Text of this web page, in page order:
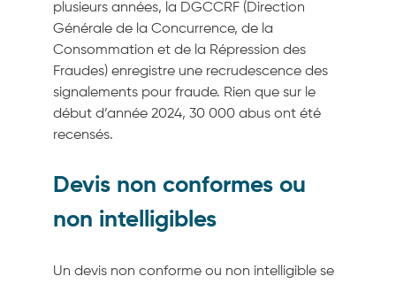
plusieurs années, la DGCCRF (Direction
Générale de la Concurrence, de la
Consommation et de la Répression des
Fraudes) enregistre une recrudescence des
signalements pour fraude. Rien que sur le
début d’année 2024, 30 000 abus ont été
recensés.
Devis non conformes ou
non intelligibles
Un devis non conforme ou non intelligible se